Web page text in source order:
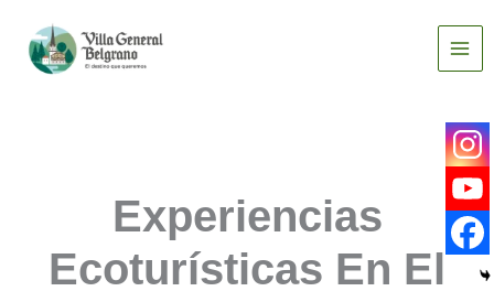
contenido
Experiencias
Ecoturísticas En El